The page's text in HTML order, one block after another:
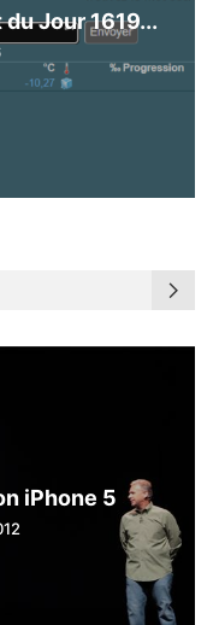
Jour 1619...
iPhone 5